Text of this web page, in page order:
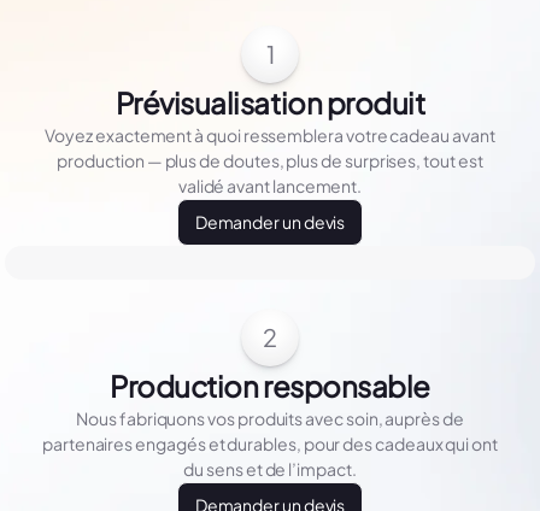
1
Prévisualisation produit
Voyez exactement à quoi ressemblera votre cadeau avant
production — plus de doutes, plus de surprises, tout est
validé avant lancement.
Demander un devis
2
Production responsable
Nous fabriquons vos produits avec soin, auprès de
partenaires engagés et durables, pour des cadeaux qui ont
du sens et de l’impact.
Demander un devis